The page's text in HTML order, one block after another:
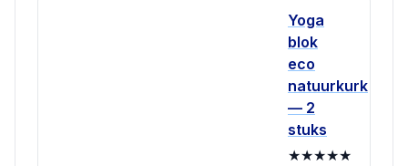
Yoga
blok
eco
natuurkurk
— 2
stuks
★★★★★